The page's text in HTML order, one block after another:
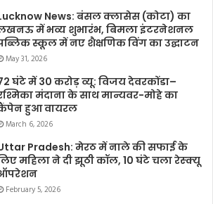
News: बंसल क्लासेस (कोटा) का
में भव्य शुभारंभ, बिमला इंटरनेशनल
स्कूल में नए शैक्षणिक विंग का उद्घाटन
May 31, 2026
घंटे में 30 करोड़ व्यू: विजय देवरकोंडा–
मंदाना के साथ मान्यवर-मोहे का
हुआ वायरल
March 6, 2026
Pradesh: मेरठ में नाले की सफाई के
महिला ने दी झूठी कॉल, 10 घंटे चला रेस्क्यू
February 5, 2026